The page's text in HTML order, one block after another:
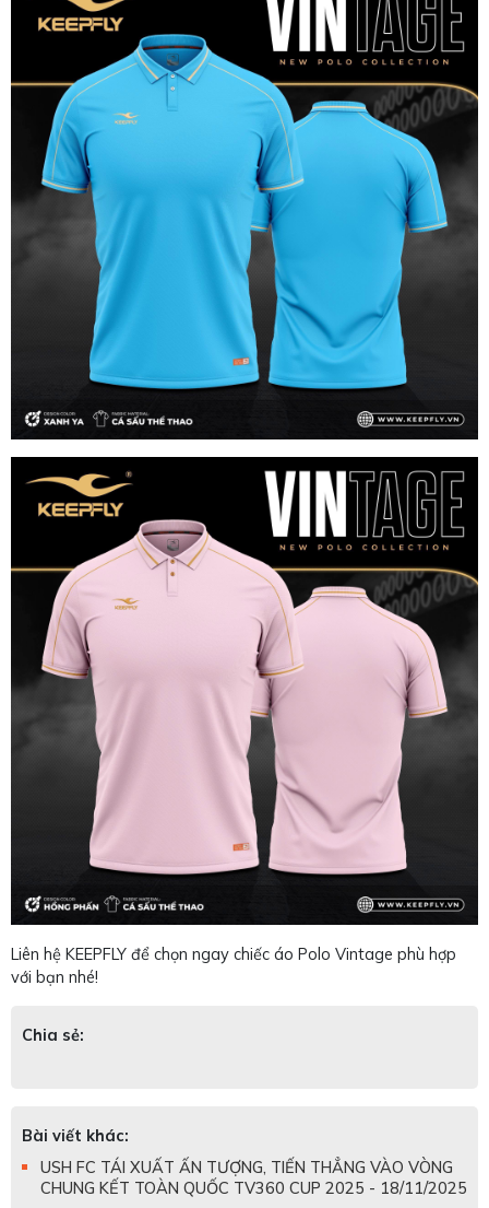
Liên hệ KEEPFLY để chọn ngay chiếc áo Polo Vintage phù hợp
với bạn nhé!
Chia sẻ:
Bài viết khác:
USH FC TÁI XUẤT ẤN TƯỢNG, TIẾN THẲNG VÀO VÒNG
CHUNG KẾT TOÀN QUỐC TV360 CUP 2025 - 18/11/2025